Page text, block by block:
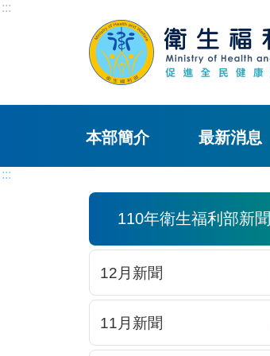
:::
本部簡介 最新消息
:::
110年衛生福利部新聞
12月新聞
11月新聞